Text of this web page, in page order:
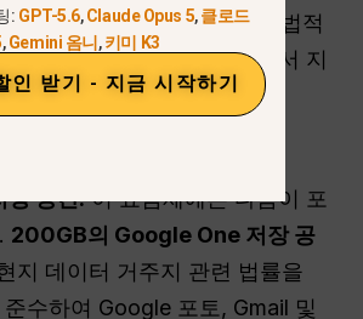
과 같습니다.지역 잠금또는 법적
행되는 동안 특정 EU 국가에서 지
습니다.
합
장 공간:이 요금제에는 다음이 포
200GB의 Google One 저장 공
지 데이터 거주지 관련 법률을
수하여 Google 포토, Gmail 및
: GPT-5.6,Claude Opus 5,클로드
,Gemini 옴니 ,키미 K3
인 받기 - 지금 시작하기